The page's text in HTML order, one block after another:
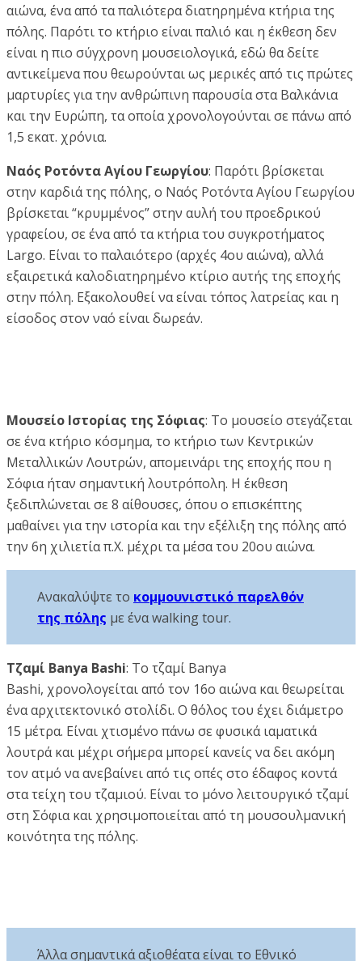
αιώνα, ένα από τα παλιότερα διατηρημένα κτήρια της
πόλης. Παρότι το κτήριο είναι παλιό και η έκθεση δεν
είναι η πιο σύγχρονη μουσειολογικά, εδώ θα δείτε
αντικείμενα που θεωρούνται ως μερικές από τις πρώτες
μαρτυρίες για την ανθρώπινη παρουσία στα Βαλκάνια
και την Ευρώπη, τα οποία χρονολογούνται σε πάνω από
1,5 εκατ. χρόνια.
Ναός Ροτόντα Αγίου Γεωργίου: Παρότι βρίσκεται
στην καρδιά της πόλης, ο Nαός Ροτόντα Αγίου Γεωργίου
βρίσκεται “κρυμμένος” στην αυλή του προεδρικού
γραφείου, σε ένα από τα κτήρια του συγκροτήματος
Largo. Είναι το παλαιότερο (αρχές 4ου αιώνα), αλλά
εξαιρετικά καλοδιατηρημένο κτίριο αυτής της εποχής
στην πόλη. Εξακολουθεί να είναι τόπος λατρείας και η
είσοδος στον ναό είναι δωρεάν.
Μουσείο Ιστορίας της Σόφιας: Το μουσείο στεγάζεται
σε ένα κτήριο κόσμημα, το κτήριο των Κεντρικών
Μεταλλικών Λουτρών, απομεινάρι της εποχής που η
Σόφια ήταν σημαντική λουτρόπολη. Η έκθεση
ξεδιπλώνεται σε 8 αίθουσες, όπου ο επισκέπτης
μαθαίνει για την ιστορία και την εξέλιξη της πόλης από
την 6η χιλιετία π.Χ. μέχρι τα μέσα του 20ου αιώνα.
Ανακαλύψτε το κομμουνιστικό παρελθόν
της πόλης με ένα walking tour.
Τζαμί Banya Bashi: Το τζαμί Banya
Bashi, χρονολογείται από τον 16ο αιώνα και θεωρείται
ένα αρχιτεκτονικό στολίδι. Ο θόλος του έχει διάμετρο
15 μέτρα. Είναι χτισμένο πάνω σε φυσικά ιαματικά
λουτρά και μέχρι σήμερα μπορεί κανείς να δει ακόμη
τον ατμό να ανεβαίνει από τις οπές στο έδαφος κοντά
στα τείχη του τζαμιού. Είναι το μόνο λειτουργικό τζαμί
στη Σόφια και χρησιμοποιείται από τη μουσουλμανική
κοινότητα της πόλης.
Άλλα σημαντικά αξιοθέατα είναι το Εθνικό